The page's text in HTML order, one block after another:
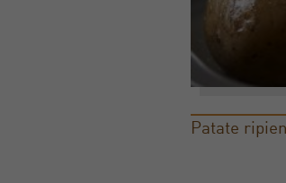
Patate